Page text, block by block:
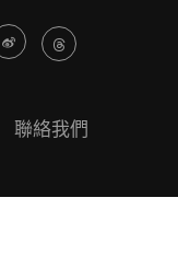
聯絡我們